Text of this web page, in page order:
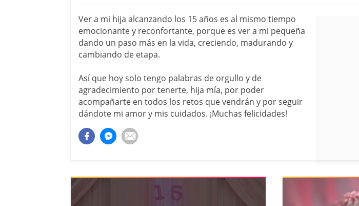
Ver a mi hija alcanzando los 15 años es al mismo tiempo
emocionante y reconfortante, porque es ver a mi pequeña
dando un paso más en la vida, creciendo, madurando y
cambiando de etapa.
Así que hoy solo tengo palabras de orgullo y de
agradecimiento por tenerte, hija mía, por poder
acompañarte en todos los retos que vendrán y por seguir
dándote mi amor y mis cuidados. ¡Muchas felicidades!